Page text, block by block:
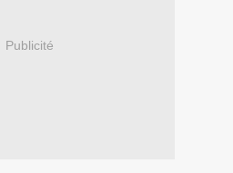
Publicité